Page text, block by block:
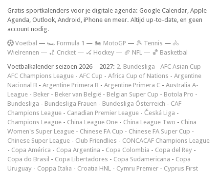
Gratis sportkalenders voor je digitale agenda: Google Calendar, Apple
Agenda, Outlook, Android, iPhone en meer. Altijd up-to-date, en geen
account nodig.
Voetbal — 🏎️ Formula 1 — 🏍 MotoGP — 🎾 Tennis — 🚴
Wielrennen — 🏏 Cricket — 🏑 Hockey — 🏈 NFL — 🏀 Basketbal
Voetbalkalender seizoen 2026 – 2027: 2. Bundesliga - AFC Asian Cup -
AFC Champions League - AFC Cup - Africa Cup of Nations - Argentine
Nacional B - Argentine Primera B - Argentine Primera C - Australia A-
League - Beker - Beker van België - Belgian Super Cup - Botola Pro -
Bundesliga - Bundesliga Frauen - Bundesliga Österreich - CAF
Champions League - Canadian Premier League - Česká Liga -
Champions League - China League One - China League Two - China
Women's Super League - Chinese FA Cup - Chinese FA Super Cup -
Chinese Super League - Club Friendlies - CONCACAF Champions League
- Copa América - Copa Argentina - Copa Colombia - Copa del Rey -
Copa do Brasil - Copa Libertadores - Copa Sudamericana - Copa
Uruguay - Coppa Italia - Croatia HNL - Cymru Premier - Cyprus First